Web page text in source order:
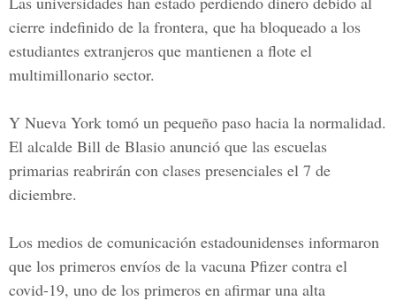
cierre indefinido de la frontera, que ha bloqueado a los
estudiantes extranjeros que mantienen a flote el
multimillonario sector.
Y Nueva York tomó un pequeño paso hacia la normalidad.
El alcalde Bill de Blasio anunció que las escuelas
primarias reabrirán con clases presenciales el 7 de
diciembre.
Los medios de comunicación estadounidenses informaron
que los primeros envíos de la vacuna Pfizer contra el
covid-19, uno de los primeros en afirmar una alta